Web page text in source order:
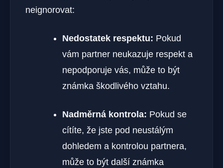
neignorovat:
Nedostatek respektu: Pokud
vám partner neukazuje respekt a
nepodporuje vás, může to být
známka škodlivého vztahu.
Nadměrná kontrola: Pokud se
cítíte, že jste pod neustálým
dohledem a kontrolou partnera,
může to být další známka